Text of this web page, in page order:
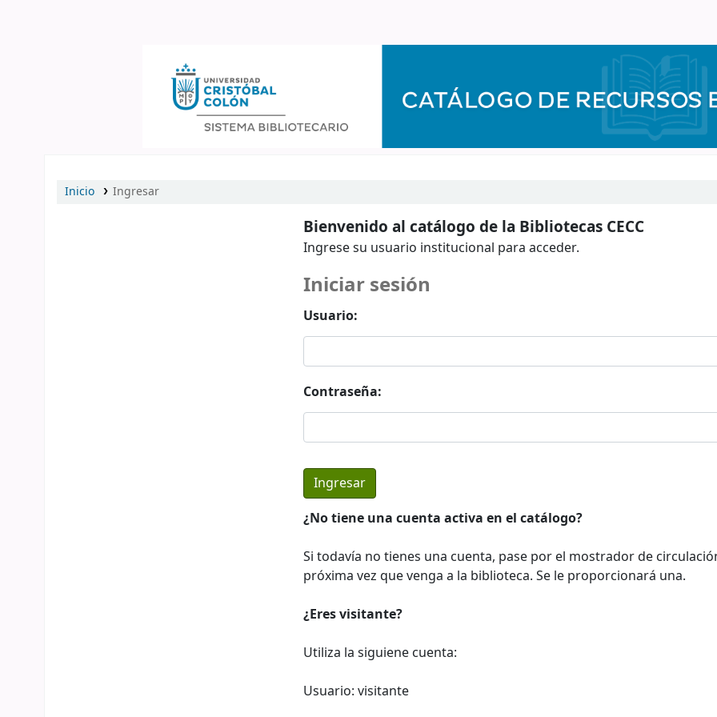
Inicio Ingresar
Bienvenido al catálogo de la Bibliotecas CECC
Ingrese su usuario institucional para acceder.
Iniciar sesión
Usuario:
Contraseña:
¿No tiene una cuenta activa en el catálogo?
Si todavía no tienes una cuenta, pase por el mostrador de
próxima vez que venga a la biblioteca. Se le proporcionará una.
¿Eres visitante?
Utiliza la siguiene cuenta:
Usuario: visitante